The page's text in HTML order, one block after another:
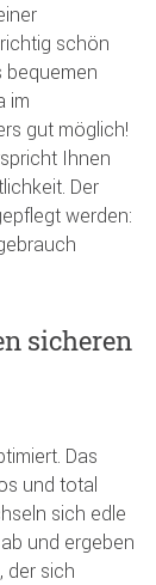
schön
bequemen
im
gut möglich!
Ihnen
Der
werden:
sicheren
Das
und total
sich edle
und ergeben
der sich